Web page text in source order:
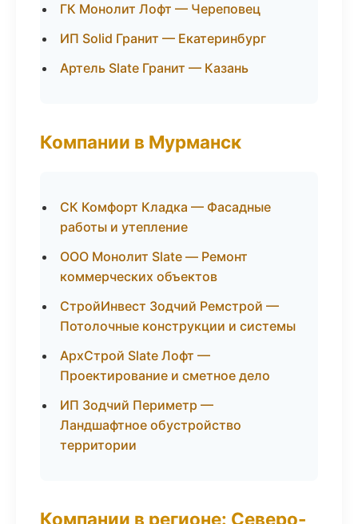
ГК Монолит Лофт — Череповец
ИП Solid Гранит — Екатеринбург
Артель Slate Гранит — Казань
Компании в Мурманск
СК Комфорт Кладка — Фасадные
работы и утепление
ООО Монолит Slate — Ремонт
коммерческих объектов
СтройИнвест Зодчий Ремстрой —
Потолочные конструкции и системы
АрхСтрой Slate Лофт —
Проектирование и сметное дело
ИП Зодчий Периметр —
Ландшафтное обустройство
территории
Компании в регионе: Северо-